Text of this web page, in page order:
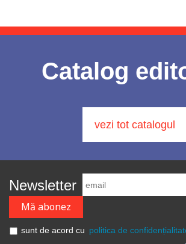
Catalog
vezi tot catalogul
Newsletter
sunt de acord cu politica de